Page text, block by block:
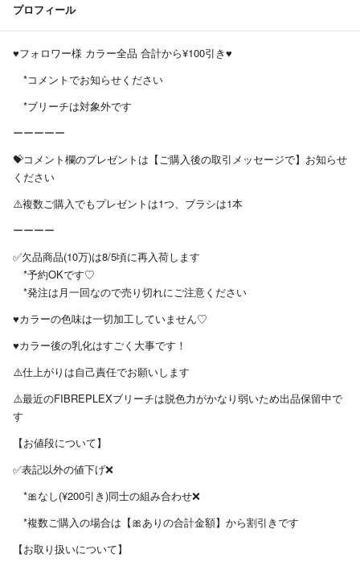
プロフィール
♥️フォロワー様 カラー全品 合計から¥100引き♥️
*コメントでお知らせください
*ブリーチは対象外です
ーーーーー
💝コメント欄のプレゼントは【ご購入後の取引メッセージで】お知らせ
ください
⚠️複数ご購入でもプレゼントは1つ、ブラシは1本
ーーーー
✅欠品商品(10万)は8/5頃に再入荷します
*予約OKです♡
*発注は月一回なので売り切れにご注意ください
♥️カラーの色味は一切加工していません♡
♥️カラー後の乳化はすごく大事です！
⚠️仕上がりは自己責任でお願いします
⚠️最近のFIBREPLEXブリーチは脱色力がかなり弱いため出品保留中で
す
【お値段について】
✅表記以外の値下げ❌
*🎀なし(¥200引き)同士の組み合わせ❌
*複数ご購入の場合は【🎀ありの合計金額】から割引きです
【お取り扱いについて】